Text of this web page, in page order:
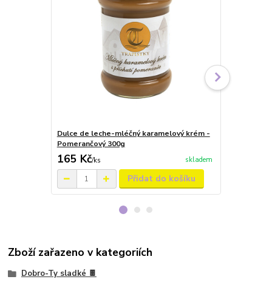
Dulce de leche-mléčný karamelový krém -
Pomerančový 300g
165 Kč/ks skladem
Přidat do košíku
Zboží zařazeno v kategoriích
Dobro-Ty sladké 🍫